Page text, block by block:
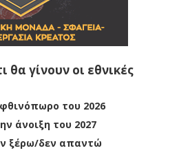
θα γίνουν οι εθνικές